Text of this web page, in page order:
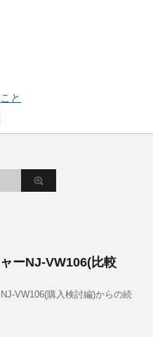
と
ーNJ-VW106(比較
VW106(購入検討編)からの続